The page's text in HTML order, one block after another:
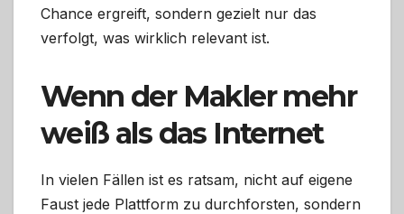
Chance ergreift, sondern gezielt nur das
verfolgt, was wirklich relevant ist.
Wenn der Makler mehr
weiß als das Internet
In vielen Fällen ist es ratsam, nicht auf eigene
Faust jede Plattform zu durchforsten, sondern